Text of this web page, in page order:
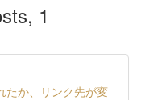
1
たか、リンク先が変